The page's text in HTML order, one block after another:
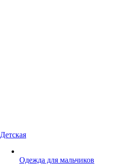
Детская
Одежда для мальчиков